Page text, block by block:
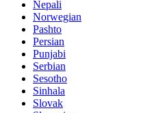
Nepali
Norwegian
Pashto
Persian
Punjabi
Serbian
Sesotho
Sinhala
Slovak